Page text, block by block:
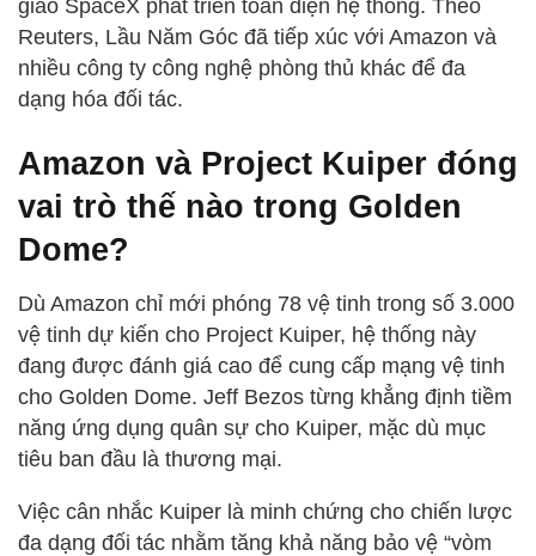
giao SpaceX phát triển toàn diện hệ thống. Theo
Reuters, Lầu Năm Góc đã tiếp xúc với Amazon và
nhiều công ty công nghệ phòng thủ khác để đa
dạng hóa đối tác.
Amazon và Project Kuiper đóng
vai trò thế nào trong Golden
Dome?
Dù Amazon chỉ mới phóng 78 vệ tinh trong số 3.000
vệ tinh dự kiến cho Project Kuiper, hệ thống này
đang được đánh giá cao để cung cấp mạng vệ tinh
cho Golden Dome. Jeff Bezos từng khẳng định tiềm
năng ứng dụng quân sự cho Kuiper, mặc dù mục
tiêu ban đầu là thương mại.
Việc cân nhắc Kuiper là minh chứng cho chiến lược
đa dạng đối tác nhằm tăng khả năng bảo vệ “vòm